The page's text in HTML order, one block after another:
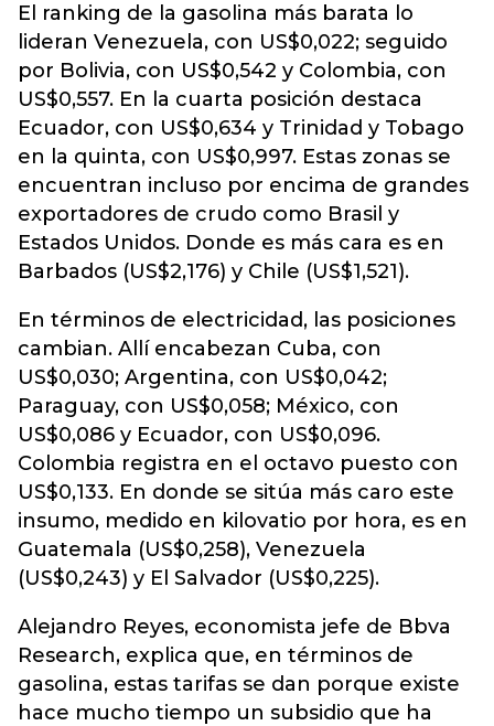
El ranking de la gasolina más barata lo
lideran Venezuela, con US$0,022; seguido
por Bolivia, con US$0,542 y Colombia, con
US$0,557. En la cuarta posición destaca
Ecuador, con US$0,634 y Trinidad y Tobago
en la quinta, con US$0,997. Estas zonas se
encuentran incluso por encima de grandes
exportadores de crudo como Brasil y
Estados Unidos. Donde es más cara es en
Barbados (US$2,176) y Chile (US$1,521).
En términos de electricidad, las posiciones
cambian. Allí encabezan Cuba, con
US$0,030; Argentina, con US$0,042;
Paraguay, con US$0,058; México, con
US$0,086 y Ecuador, con US$0,096.
Colombia registra en el octavo puesto con
US$0,133. En donde se sitúa más caro este
insumo, medido en kilovatio por hora, es en
Guatemala (US$0,258), Venezuela
(US$0,243) y El Salvador (US$0,225).
Alejandro Reyes, economista jefe de Bbva
Research, explica que, en términos de
gasolina, estas tarifas se dan porque existe
hace mucho tiempo un subsidio que ha